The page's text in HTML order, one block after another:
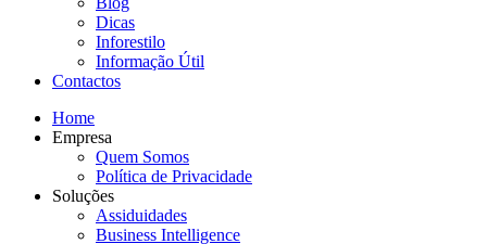
Dicas
Inforestilo
Informação Útil
Contactos
Home
Empresa
Quem Somos
Política de Privacidade
Soluções
Assiduidades
Business Intelligence